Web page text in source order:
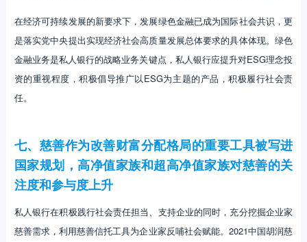
在经济可持续发展的新要求下，发展绿色金融已成为国际社会共识，更
是落实党中央提出实现经济社会高质量发展总体要求的具体体现。绿色
金融业务是私人银行的战略业务关键点，私人银行应提升对ESG理念投
资的重视程度，积极倡导推广以ESG为主题的产品，积极履行社会责
任。
七、慈善作为改善财富分配格局的重要工具被写进
国家规划，高净值家族和超高净值家族对慈善的关
注度和参与度上升
私人银行在积极践行社会责任担当、支持企业的同时，充分挖掘企业家
慈善需求，利用慈善信托工具为企业家反哺社会赋能。2021中国胡润慈